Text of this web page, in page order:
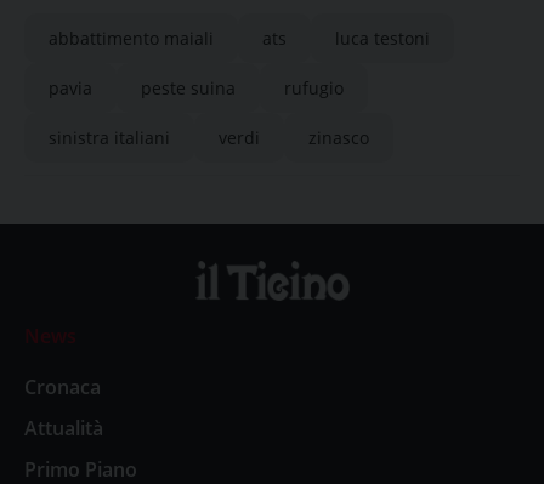
abbattimento maiali ats luca testoni
pavia peste suina rufugio
sinistra italiani verdi zinasco
News
Cronaca
Attualità
Primo Piano